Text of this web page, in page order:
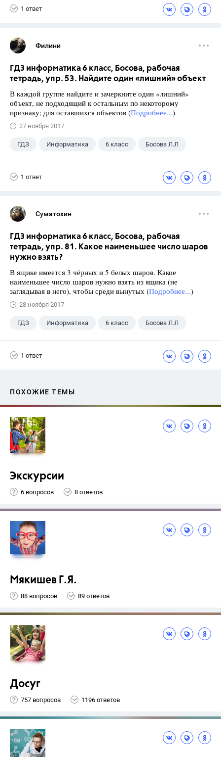
1 ответ
Филини
ГДЗ информатика 6 класс, Босова, рабочая
тетрадь, упр. 53. Найдите один «лишний» объект
В каждой группе найдите и зачеркните один «лишний»
объект, не подходящий к остальным по некоторому
признаку; для оставшихся объектов (Подробнее...)
27 ноября 2017
ГДЗ Информатика 6 класс Босова Л.Л
1 ответ
Суматохин
ГДЗ информатика 6 класс, Босова, рабочая
тетрадь, упр. 81. Какое наименьшее число шаров
нужно взять?
В ящике имеется 3 чёрных и 5 белых шаров. Какое
наименьшее число шаров нужно взять из ящика (не
заглядывая в него), чтобы среди вынутых (Подробнее...)
28 ноября 2017
ГДЗ Информатика 6 класс Босова Л.Л
1 ответ
ПОХОЖИЕ ТЕМЫ
Экскурсии
6 вопросов 8 ответов
Мякишев Г.Я.
88 вопросов 89 ответов
Досуг
757 вопросов 1196 ответов